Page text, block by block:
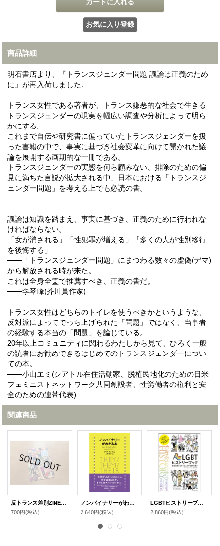
商品詳細
明石書店より、『トランスジェンダー問題 議論は正義のため
に』が再入荷しました。
トランス女性である著者が、トランス嫌悪的な社会で生きる
トランスジェンダーの現実を幅広い調査や分析によって明ら
かにする。
これまで自伝や研究書に偏っていたトランスジェンダーを扱
った書籍の中で、事実に基づき社会変革に向けて開かれた議
論を展開する画期的な一冊である。
トランスジェンダーの実態を何ら顧みない、排除のための偏
見に満ちた言説が拡大される中、日本における「トランスジ
ェンダー問題」を考える上でも必読の書。
議論は知識を踏まえ、事実に基づき、正義のために行われな
ければならない。
「女が消される」「性犯罪が増える」「多くの人が性別移行
を後悔する」
――「トランスジェンダー問題」にまつわる数々の虚偽(デマ)
から解放される時が来た。
これは全身全霊で推薦すべき、正義の書だ。
――李琴峰(芥川賞作家)
トランス女性はどちらのトイレを使うべきかというような、
反対派によってでっち上げられた「問題」ではなく、当事者
の経験する本当の「問題」を論じている。
20年以上コミュニティに関わるわたしから見て、ひろく一般
の読者にお勧めできるはじめてのトランスジェンダーについ
ての本。
――小山エミ(シアトル在住活動家、脱植民地化のための日米
フェミニストネットワーク共同創設者、性労働者の権利と安
全のための連帯代表)
関連商品
反トランス差別ZINE「われらはすでに共にある」
700円(税込)
ノンバイナリーがわかる本 / エリス・ヤング (著), 上田 勢子 (翻訳)
2,640円(税込)
LGBTヒストリーブック 絶対に諦めなかった人々の100年の闘い
2,860円(税込)